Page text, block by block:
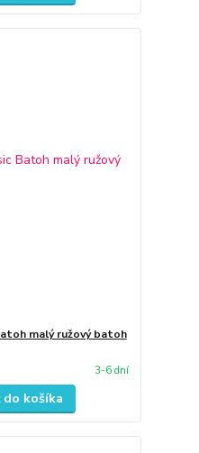
malý ružový batoh
3-6 dní
do košíka